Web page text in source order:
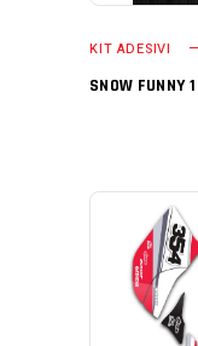
KIT ADESIVI
SNOW FUNNY 1